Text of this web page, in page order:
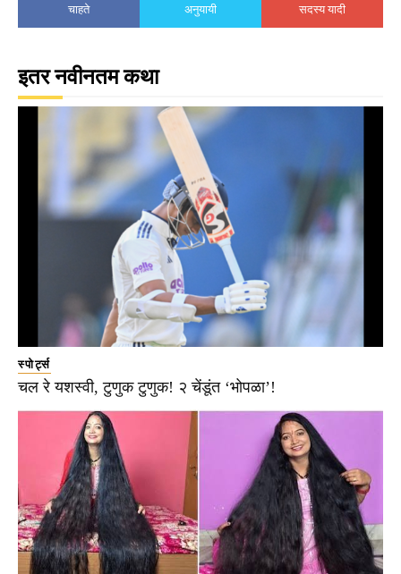
चाहते अनुयायी सदस्य यादी
इतर नवीनतम कथा
स्पोर्ट्स
चल रे यशस्वी, टुणुक टुणुक! २ चेंडूंत ‘भोपळा’!